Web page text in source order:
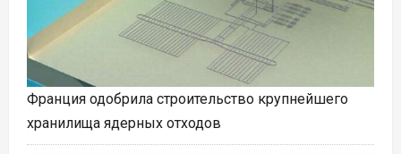
Франция одобрила строительство крупнейшего
хранилища ядерных отходов